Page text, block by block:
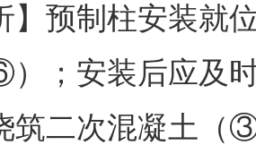
】预制柱安装就
；安装后应及时
筑二次混凝土（